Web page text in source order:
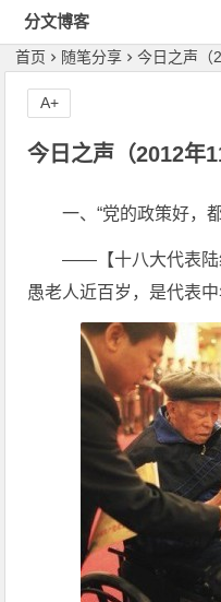
分文博客
首页 随笔分享 今日之声（
今日之声（2012年
A+
一、“党的政策好，
——【十八大代表陆
愚老人近百岁，是代表中